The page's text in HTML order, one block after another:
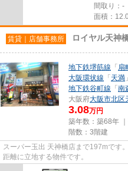
間取り：-
面積：
賃貸｜店舗事務所 ロイヤル天神
地下鉄堺筋線 「 扇
大阪環状線 「 天満
地下鉄谷町線 「 南
大阪府大阪市北区
3.08万円
築年数：築68年 ｜
階数：3階建
スーパー玉出 天神橋店まで197mです
距離に立地する物件です。